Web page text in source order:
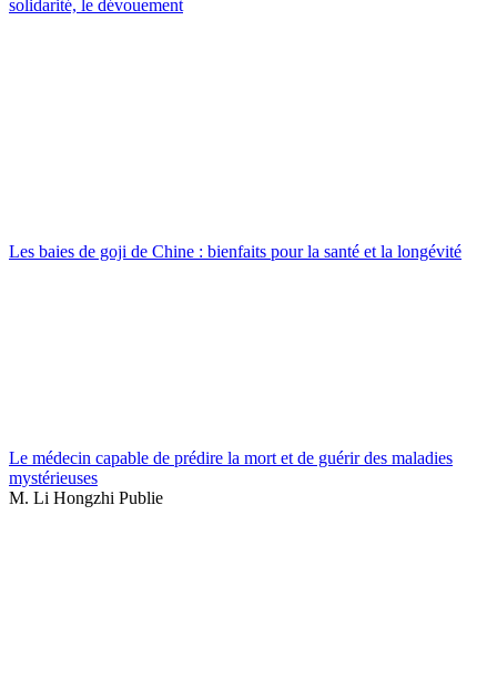
solidarité, le dévouement
Les baies de goji de Chine : bienfaits pour la santé et la longévité
Le médecin capable de prédire la mort et de guérir des maladies
mystérieuses
M. Li Hongzhi Publie